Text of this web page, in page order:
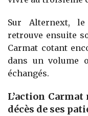
Sur Alternext,
retrouve ensuite
Carmat cotant
dans un volume
échangés.
L’action Carmat
décès de ses